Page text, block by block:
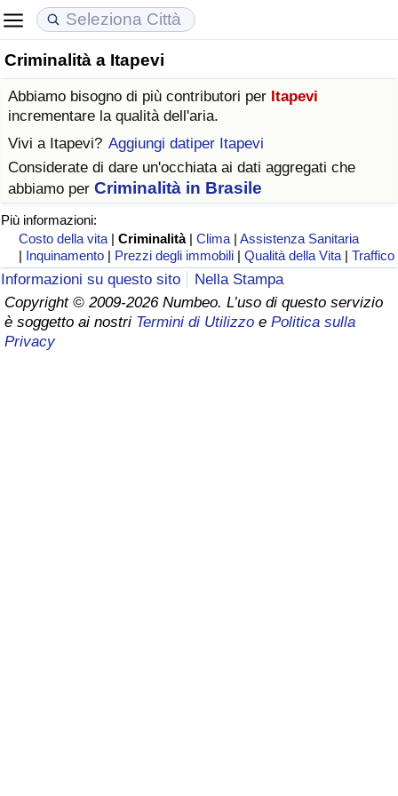
Criminalità a Itapevi
Abbiamo bisogno di più contributori per Itapevi
incrementare la qualità dell'aria.
Vivi a Itapevi? Aggiungi datiper Itapevi
Considerate di dare un'occhiata ai dati aggregati che
abbiamo per Criminalità in Brasile
Più informazioni:
Costo della vita |Criminalità |Clima |Assistenza Sanitaria
| Inquinamento | Prezzi degli immobili |Qualità della Vita |Traffico
Informazioni su questo sito
Nella Stampa
Copyright © 2009-2026 Numbeo. L’uso di questo servizio
è soggetto ai nostri Termini di Utilizzo e Politica sulla
Privacy
Costo della vita
Indice Del Costo Della Vita (corrente)
Indice Del Costo Della Vita
Indice del Costo della Vita per Nazione
ad Aqaba
Prezzi degli immobili
Indice del Prezzo delle Case (Corrente)
Indice del Prezzo delle Case
Indice del Prezzo delle Case per Nazione
Qualità della Vita
Indice della Qualità della Vita
Indice della Qualità della Vita (Corrente)
Indice della qualità della vita per Paese
Criminalità
Indice del Tasso di Criminalità (Corrente)
Indice della Criminalità